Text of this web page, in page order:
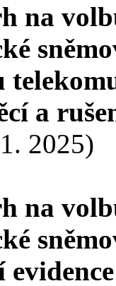
na
a
2025)
na